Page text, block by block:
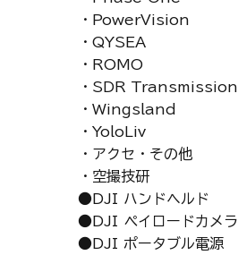
・PowerVision
・QYSEA
・ROMO
・SDR Transmission
・Wingsland
・YoloLiv
・アクセ・その他
・空撮技研
●DJI ハンドヘルド
●DJI ペイロードカメラ
●DJI ポータブル電源